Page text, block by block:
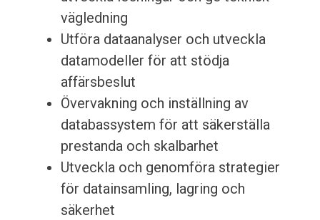
vägledning
Utföra dataanalyser och utveckla
datamodeller för att stödja
affärsbeslut
Övervakning och inställning av
databassystem för att säkerställa
prestanda och skalbarhet
Utveckla och genomföra strategier
för datainsamling, lagring och
säkerhet